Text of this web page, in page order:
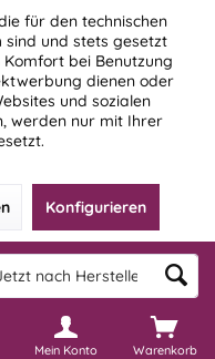
für den technischen
und stets gesetzt
bei Benutzung
dienen oder
und sozialen
werden nur mit Ihrer
Konfigurieren
Warenkorb
Mein Konto